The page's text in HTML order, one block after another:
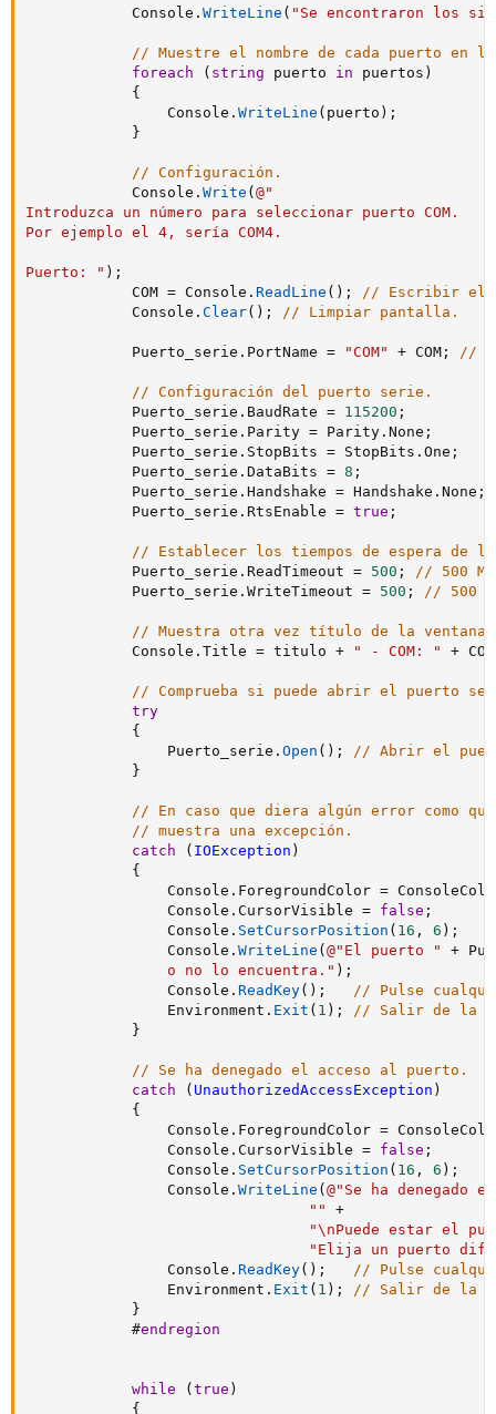
            Console
. WriteLine ( "Se encontraron los
// Muestre el nombre de cada puerto en
foreach
( string puerto in puertos )
{
                Console
. WriteLine ( puerto ) ;
}
// Configuración.
            Console
. Write ( @"
Introduzca un número para seleccionar puerto COM.
Por ejemplo el 4, sería COM4.
Puerto: " ) ;
            COM
= Console . ReadLine ( ) ;
// Escribir el
            Console
. Clear( ) ; // Limpiar pantalla.
            Puerto_serie
. PortName = "COM" + COM ; //
// Configuración del puerto serie.
            Puerto_serie
. BaudRate = 115200 ;
            Puerto_serie
. Parity = Parity . None ;
            Puerto_serie
. StopBits = StopBits . One ;
            Puerto_serie
. DataBits = 8 ;
            Puerto_serie
. Handshake = Handshake . None ;
            Puerto_serie
. RtsEnable = true ;
// Establecer los tiempos de espera de
            Puerto_serie
. ReadTimeout = 500 ;
// 500
            Puerto_serie
. WriteTimeout = 500 ; // 500
// Muestra otra vez título de la ventana
            Console
. Title = titulo + " - COM: " + COM
// Comprueba si puede abrir el puerto
try
{
                Puerto_serie
. Open ( ) ;
// Abrir el
}
// En caso que diera algún error como
// muestra una excepción.
catch
( IOException )
{
                Console
. ForegroundColor =
                Console
. CursorVisible = false ;
                Console
. SetCursorPosition ( 16 , 6 ) ;
                Console
. WriteLine ( @"El puerto " +
                o no lo encuentra."
) ;
                Console
. ReadKey( ) ;
// Pulse
                Environment
. Exit ( 1 ) ;
// Salir de la
}
// Se ha denegado el acceso al puerto.
catch
( UnauthorizedAccessException )
{
                Console
. ForegroundColor =
                Console
. CursorVisible = false ;
                Console
. SetCursorPosition ( 16 , 6 ) ;
                Console
. WriteLine ( @"Se ha denegado
""
+
"\nPuede estar el
"Elija un puerto
                Console
. ReadKey( ) ;
// Pulse
                Environment
. Exit ( 1 ) ;
// Salir de la
}
#endregion
while ( true )
{